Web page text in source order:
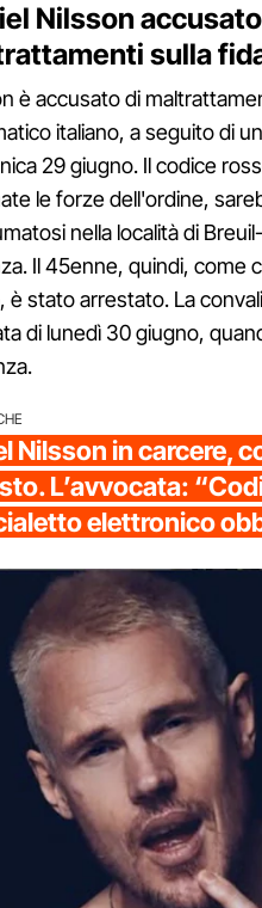
Nilsson
sulla
è accusato di
italiano, a seguito di
29 giugno. Il codice
le forze dell'ordine,
nella località di
Il 45enne, quindi, come
è stato arrestato. La
di lunedì 30 giugno,
Nilsson in carcere,
L’avvocata:
elettronico